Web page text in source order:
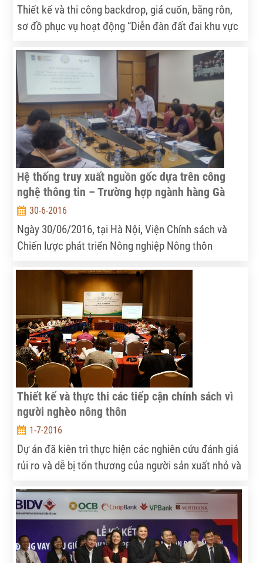
Thiết kế và thi công backdrop, giá cuốn, băng rôn,
sơ đồ phục vụ hoạt động “Diễn đàn đất đai khu vực
Hệ thống truy xuất nguồn gốc dựa trên công
nghệ thông tin – Trường hợp ngành hàng Gà
30-6-2016
Ngày 30/06/2016, tại Hà Nội, Viện Chính sách và
Chiến lược phát triển Nông nghiệp Nông thôn
cao VSATTP, GTGT và BVMT trong sản xuất nông
nghiệp quy mô nhỏ ở Việt Nam bằng hệ thống truy
xuất nguồn gốc dựa trên công nghệ thông tin –
Trường hợp ngành hàng Gà”.
Thiết kế và thực thi các tiếp cận chính sách vì
người nghèo nông thôn
1-7-2016
Dự án đã kiên trì thực hiện các nghiên cứu đánh giá
rủi ro và dễ bị tổn thương của người sản xuất nhỏ và
trợ họ trong việc quản lý, đối phó với rủi ro.